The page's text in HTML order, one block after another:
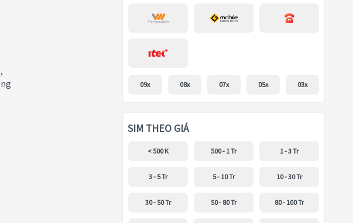
09x 08x 07x 05x 03x
SIM THEO GIÁ
< 500 K 500 - 1 Tr 1 - 3 Tr
3 - 5 Tr 5 - 10 Tr 10 - 30 Tr
30 - 50 Tr 50 - 80 Tr 80 - 100 Tr